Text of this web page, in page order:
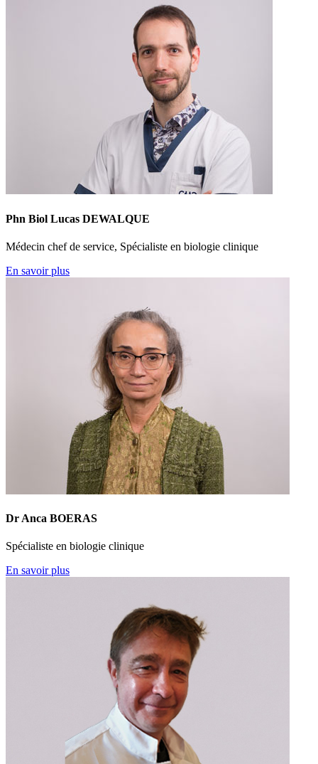
Phn Biol Lucas DEWALQUE
Médecin chef de service, Spécialiste en biologie clinique
En savoir plus
Dr Anca BOERAS
Spécialiste en biologie clinique
En savoir plus